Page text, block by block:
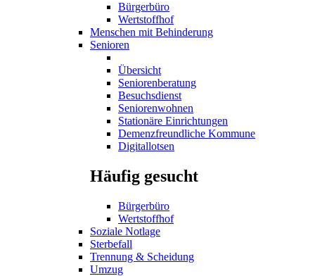
Bürgerbüro
Wertstoffhof
Menschen mit Behinderung
Senioren
Übersicht
Seniorenberatung
Besuchsdienst
Seniorenwohnen
Stationäre Einrichtungen
Demenzfreundliche Kommune
Digitallotsen
Häufig gesucht
Bürgerbüro
Wertstoffhof
Soziale Notlage
Sterbefall
Trennung & Scheidung
Umzug